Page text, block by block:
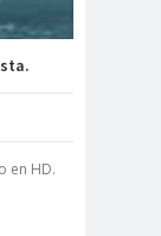
tierra
en HD.